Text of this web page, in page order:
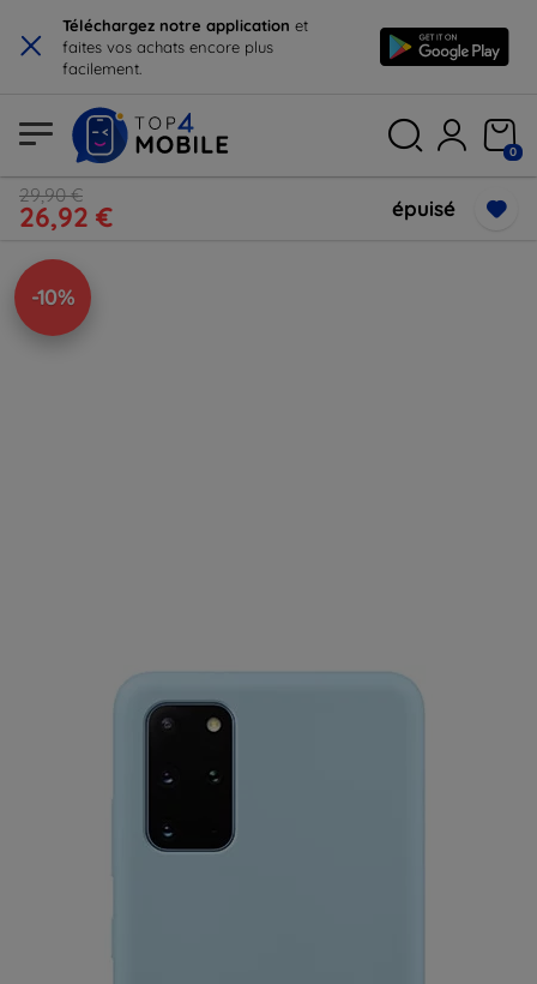
× Téléchargez notre application et
faites vos achats encore plus
facilement.
0
29,90 €
26,92 € épuisé
-10%